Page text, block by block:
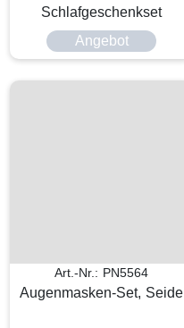
Schlafgeschenkset
Angebot
Art.-Nr.: PN5564
Augenmasken-Set, Seide